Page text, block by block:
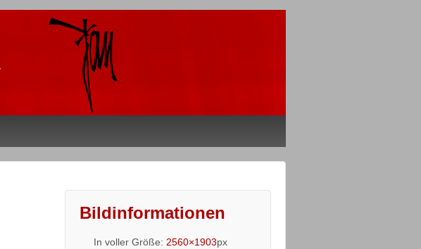
Bildinformationen
In voller Größe: 2560×1903px